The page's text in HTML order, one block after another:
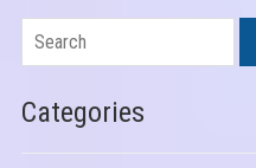
Search
Categories